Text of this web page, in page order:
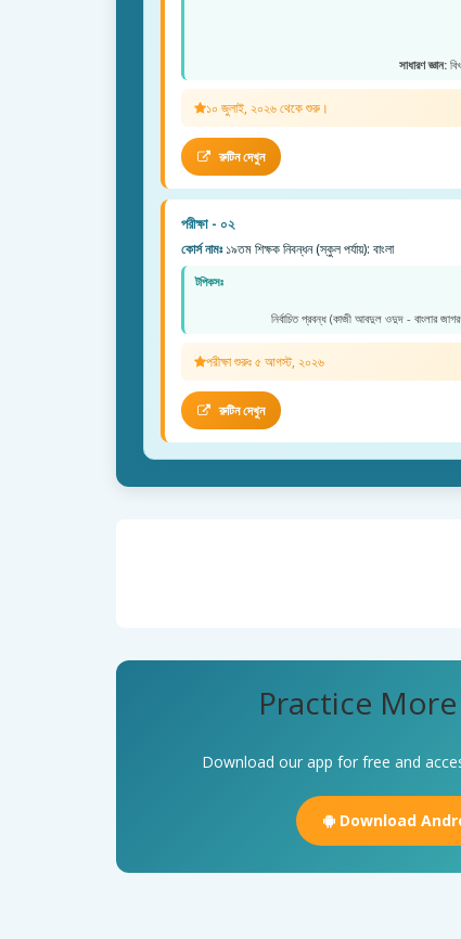
সাধারণ জ্ঞান:
১০ জুলাই, ২০২৬ থেকে শুরু।
রুটিন দেখুন
পরীক্ষা - ০২
কোর্স নামঃ১৯তম শিক্ষক নিবন্ধন (স্কুল পর্যায়): বাংলা
টপিকসঃ
নির্বাচিত প্রবন্ধ (কাজী আবদুল ওদুদ - বাংলার
পরীক্ষা শুরুঃ ৫ আগস্ট, ২০২৬
রুটিন দেখুন
Practice
Download our app for free and
Download